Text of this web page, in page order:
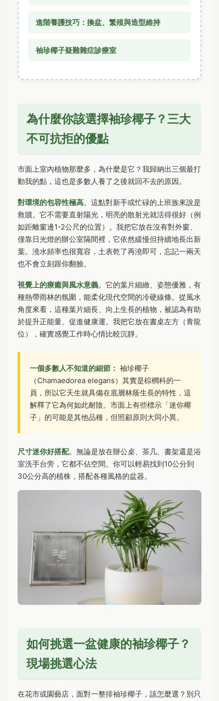
進階養護技巧：換盆、繁殖與造型維持
袖珍椰子疑難雜症診療室
為什麼你該選擇袖珍椰子？三大
不可抗拒的優點
市面上室內植物那麼多，為什麼是它？我歸納出三個最打
動我的點，這也是多數人養了之後就回不去的原因。
對環境的包容性極高。這點對新手或忙碌的上班族來說是
救贖。它不需要直射陽光，明亮的散射光就活得很好（例
如距離窗邊1-2公尺的位置）。我把它放在沒有對外窗、
僅靠日光燈的辦公室隔間裡，它依然緩慢但持續地長出新
葉。澆水頻率也很寬容，土表乾了再澆即可，忘記一兩天
也不會立刻跟你翻臉。
視覺上的療癒與風水意義。它的葉片細緻、姿態優雅，有
種熱帶雨林的氛圍，能柔化現代空間的冷硬線條。從風水
角度來看，這種葉片細長、向上生長的植物，被認為有助
於提升正能量、促進健康運。我把它放在書桌左方（青龍
位），確實感覺工作時心情比較沉靜。
一個多數人不知道的細節： 袖珍椰子
（Chamaedorea elegans）其實是棕櫚科的一
員，所以它天生就具備在底層林蔭生長的特性，這
解釋了它為何如此耐陰。市面上有些標示「迷你椰
子」的可能是其他品種，但照顧原則大同小異。
尺寸迷你好搭配。無論是放在辦公桌、茶几、書架還是浴
室洗手台旁，它都不佔空間。你可以輕易找到10公分到
30公分高的植株，搭配各種風格的盆器。
如何挑選一盆健康的袖珍椰子？
現場挑選心法
在花市或園藝店，面對一整排袖珍椰子，該怎麼選？別只